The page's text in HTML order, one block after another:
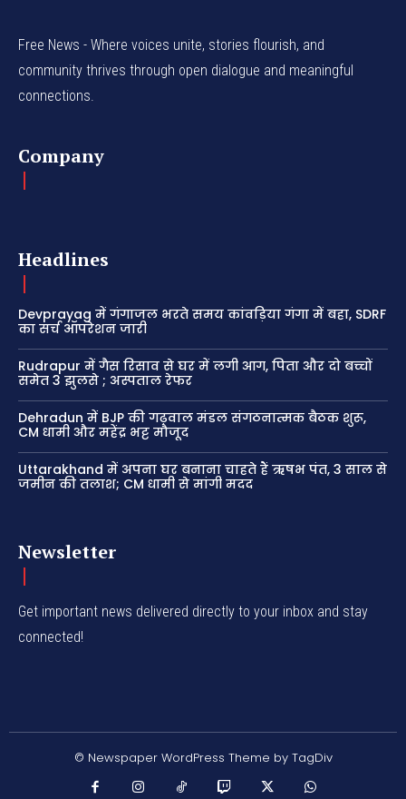
Free News - Where voices unite, stories flourish, and
community thrives through open dialogue and meaningful
connections.
Company
Headlines
Devprayag में गंगाजल भरते समय कांवड़िया गंगा में बहा, SDRF
का सर्च ऑपरेशन जारी
Rudrapur में गैस रिसाव से घर में लगी आग, पिता और दो बच्चों
समेत 3 झुलसे ; अस्पताल रेफर
Dehradun में BJP की गढ़वाल मंडल संगठनात्मक बैठक शुरू,
CM धामी और महेंद्र भट्ट मौजूद
Uttarakhand में अपना घर बनाना चाहते हैं ऋषभ पंत, 3 साल से
जमीन की तलाश; CM धामी से मांगी मदद
Newsletter
Get important news delivered directly to your inbox and stay
connected!
© Newspaper WordPress Theme by TagDiv